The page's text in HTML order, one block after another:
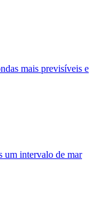
mais previsíveis e
um intervalo de mar